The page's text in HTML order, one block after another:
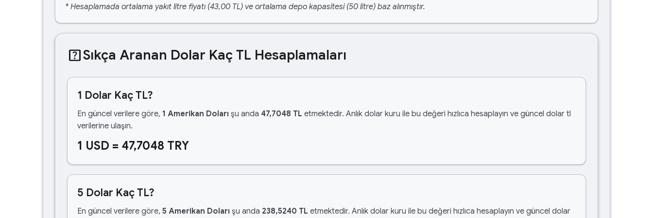
* Hesaplamada ortalama yakıt litre fiyatı (43,00 TL) ve ortalama depo kapasitesi (50 litre) baz alınmıştır.
help_centerSıkça Aranan Dolar Kaç TL Hesaplamaları
1 Dolar Kaç TL?
En güncel verilere göre, 1 Amerikan Doları şu anda 47,7048 TL etmektedir. Anlık dolar kuru ile bu değeri hızlıca hesaplayın ve güncel dolar tl
verilerine ulaşın.
1 USD = 47,7048 TRY
5 Dolar Kaç TL?
En güncel verilere göre, 5 Amerikan Doları şu anda 238,5240 TL etmektedir. Anlık dolar kuru ile bu değeri hızlıca hesaplayın ve güncel dolar